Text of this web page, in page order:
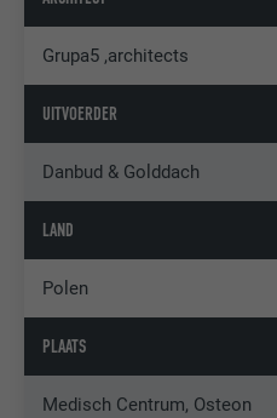
Grupa5 ,architects
UITVOERDER
Danbud & Golddach
LAND
Polen
PLAATS
Medisch Centrum, Osteon